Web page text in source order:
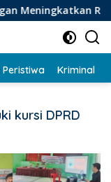
Ruang Publik dan
Peristiwa Kriminal
kursi DPRD